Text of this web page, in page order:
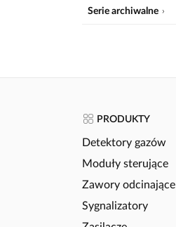
Serie archiwalne
PRODUKTY
Detektory gazów
Moduły sterujące
Zawory odcinające
Sygnalizatory